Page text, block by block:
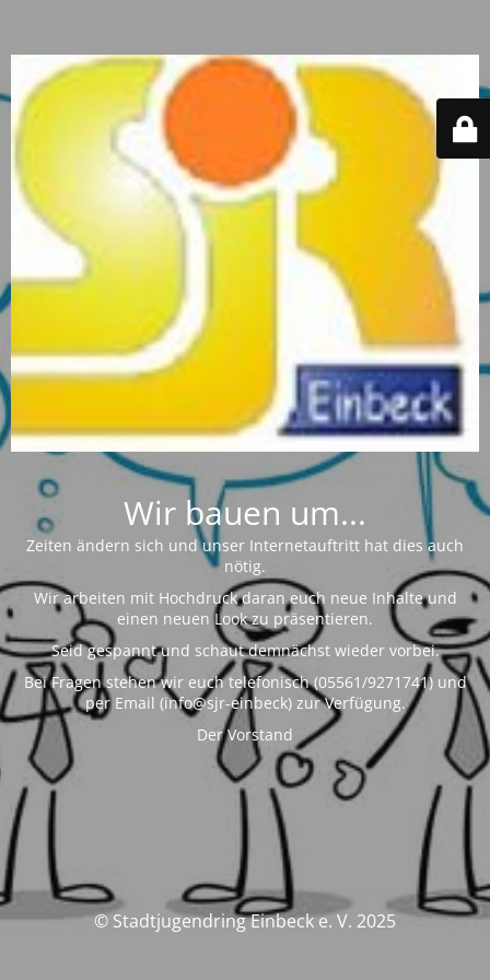
Wir bauen um...
Zeiten ändern sich und unser Internetauftritt hat dies auch
nötig.
Wir arbeiten mit Hochdruck daran euch neue Inhalte und
einen neuen Look zu präsentieren.
Seid gespannt und schaut demnächst wieder vorbei.
Bei Fragen stehen wir euch telefonisch (05561/9271741) und
per Email (info@sjr-einbeck) zur Verfügung.
Der Vorstand
© Stadtjugendring Einbeck e. V. 2025